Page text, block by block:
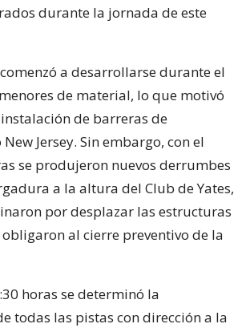
durante la jornada de este
a desarrollarse durante el
de material, lo que motivó
de barreras de
Jersey. Sin embargo, con el
se produjeron nuevos derrumbes
a la altura del Club de Yates,
por desplazar las estructuras
al cierre preventivo de la
horas se determinó la
todas las pistas con dirección a la